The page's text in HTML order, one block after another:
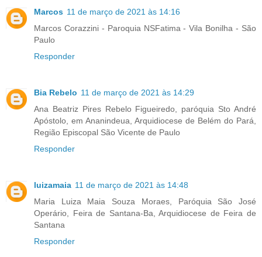
Marcos 11 de março de 2021 às 14:16
Marcos Corazzini - Paroquia NSFatima - Vila Bonilha - São
Paulo
Responder
Bia Rebelo 11 de março de 2021 às 14:29
Ana Beatriz Pires Rebelo Figueiredo, paróquia Sto André
Apóstolo, em Ananindeua, Arquidiocese de Belém do Pará,
Região Episcopal São Vicente de Paulo
Responder
luizamaia 11 de março de 2021 às 14:48
Maria Luiza Maia Souza Moraes, Paróquia São José
Operário, Feira de Santana-Ba, Arquidiocese de Feira de
Santana
Responder